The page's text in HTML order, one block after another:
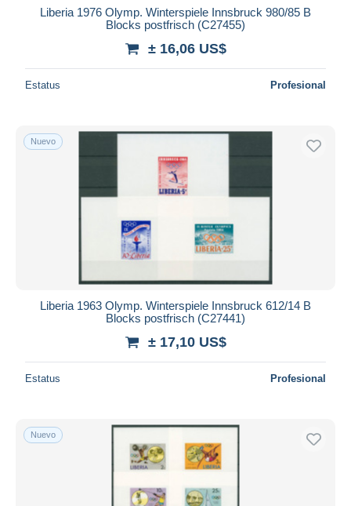
Liberia 1976 Olymp. Winterspiele Innsbruck 980/85 B
Blocks postfrisch (C27455)
± 16,06 US$
Estatus Profesional
Nuevo
Liberia 1963 Olymp. Winterspiele Innsbruck 612/14 B
Blocks postfrisch (C27441)
± 17,10 US$
Estatus Profesional
Nuevo